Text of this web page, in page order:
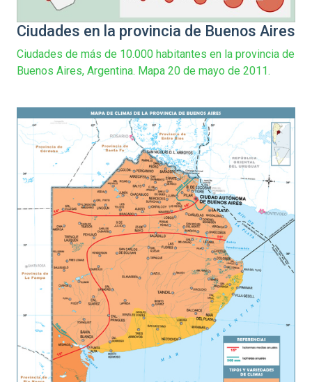
Ciudades en la provincia de Buenos Aires
Ciudades de más de 10.000 habitantes en la provincia de
Buenos Aires, Argentina. Mapa 20 de mayo de 2011.